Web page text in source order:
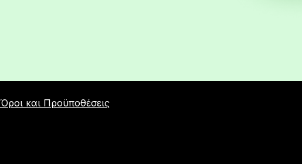
Όροι και Προϋποθέσεις